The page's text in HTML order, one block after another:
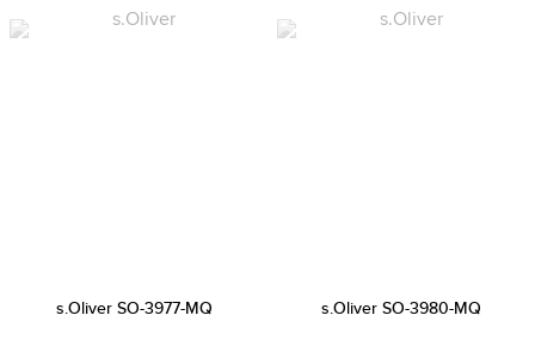
s.Oliver SO-3977-MQ s.Oliver SO-3980-MQ